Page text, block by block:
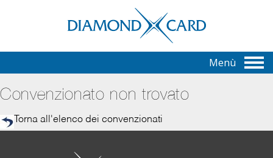
Menù
Convenzionato non trovato
Torna all'elenco dei convenzionati